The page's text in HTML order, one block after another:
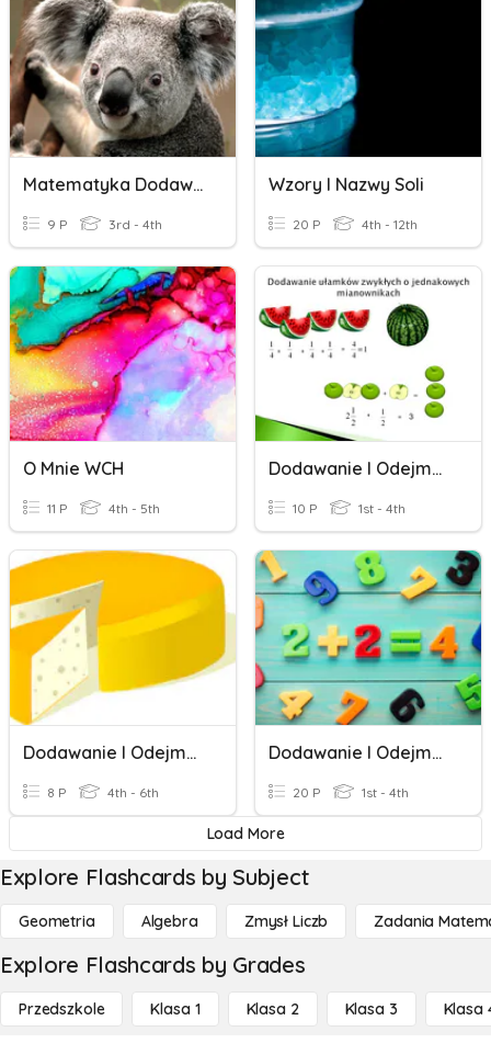
Matematyka Dodawanie I Odejmowanie W Pamięci
9 P 3rd - 4th
Wzory I Nazwy Soli
20 P 4th - 12th
O Mnie WCH
11 P 4th - 5th
Dodawanie I Odejmowanie Ułamków
10 P 1st - 4th
Dodawanie I Odejmowanie Ułamków Zwykłych - Zadania
8 P 4th - 6th
Dodawanie I Odejmowanie Setkami
20 P 1st - 4th
Load More
Explore Flashcards by Subject
Geometria Algebra Zmysł Liczb Zadania
Explore Flashcards by Grades
Przedszkole Klasa 1 Klasa 2 Klasa 3 Klasa